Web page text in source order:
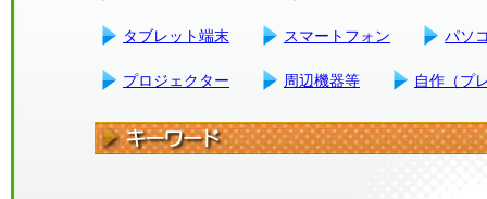
タブレット端末 スマートフォン パソ
プロジェクター 周辺機器等 自作（プ